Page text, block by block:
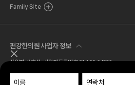
퀵메뉴 닫기
Family Site
편강한의원 사업자 정보
사업자 서호석 사업자등록번호 214-96-04326
Tel. 02.518.7777 Fax. 02.581.1570
주소 서울특별시 서초구 서운로 1길 21 (서초동, 편강한의원)